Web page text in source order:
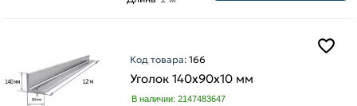
мм
45
мм
Толщина
Код товара:166
Уголок 140х90х10 мм
В наличии: 2147483647